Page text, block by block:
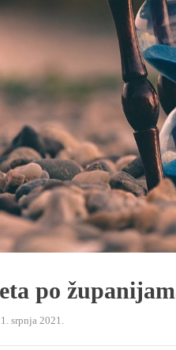
po
srpnja 2021.